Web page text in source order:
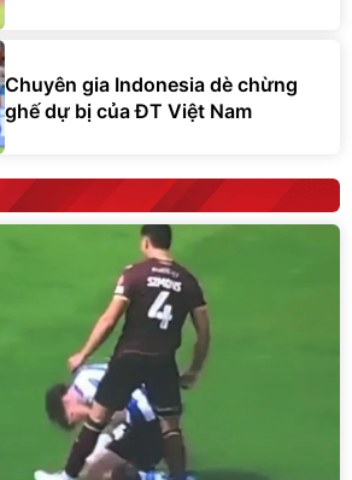
Chuyên gia Indonesia dè chừng
ghế dự bị của ĐT Việt Nam